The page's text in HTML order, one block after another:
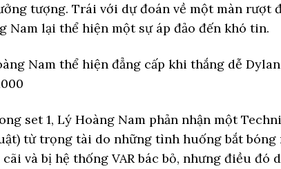
tượng. Trái với dự đoán về một màn rượt
Nam lại thể hiện một sự áp đảo đến khó tin.
Nam thể hiện đẳng cấp khi thắng dễ
set 1, Lý Hoàng Nam phản nhận một
từ trọng tài do những tình huống bắt bóng
và bị hệ thống VAR bác bỏ, nhưng điều đó